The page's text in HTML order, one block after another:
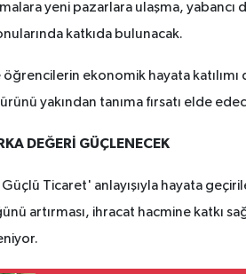
yeni pazarlara ulaşma, yabancı
katkıda bulunacak.
ekonomik hayata
yakından tanıma fırsatı elde
DEĞERİ GÜÇLENECEK
Ticaret' anlayışıyla hayata
artırması, ihracat hacmine katkı